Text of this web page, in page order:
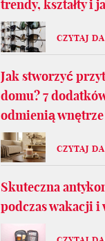
trendy, kształty i
CZYTAJ
Jak stworzyć
domu? 7
odmienią wnętrze
CZYTAJ
Skuteczna
podczas wakacji i